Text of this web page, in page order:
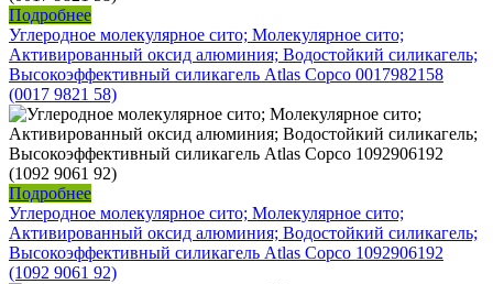
Подробнее
Углеродное молекулярное сито; Молекулярное сито;
Активированный оксид алюминия; Водостойкий силикагель;
Высокоэффективный силикагель Atlas Copco 0017982158
(0017 9821 58)
Подробнее
Углеродное молекулярное сито; Молекулярное сито;
Активированный оксид алюминия; Водостойкий силикагель;
Высокоэффективный силикагель Atlas Copco 1092906192
(1092 9061 92)